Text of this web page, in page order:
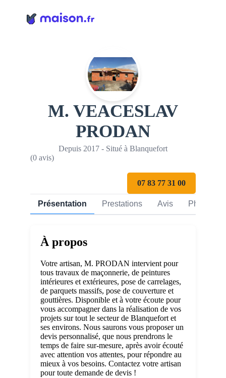
M. VEACESLAV
PRODAN
Depuis 2017 - Situé à Blanquefort
(0 avis)
07 83 77 31 00
Présentation Prestations Avis Photos
À propos
Votre artisan, M. PRODAN intervient pour
tous travaux de maçonnerie, de peintures
intérieures et extérieures, pose de carrelages,
de parquets massifs, pose de couverture et
gouttières. Disponible et à votre écoute pour
vous accompagner dans la réalisation de vos
projets sur tout le secteur de Blanquefort et
ses environs. Nous saurons vous proposer un
devis personnalisé, que nous prendrons le
temps de faire sur-mesure, après avoir écouté
avec attention vos attentes, pour répondre au
mieux à vos besoins. Contactez votre artisan
pour toute demande de devis !